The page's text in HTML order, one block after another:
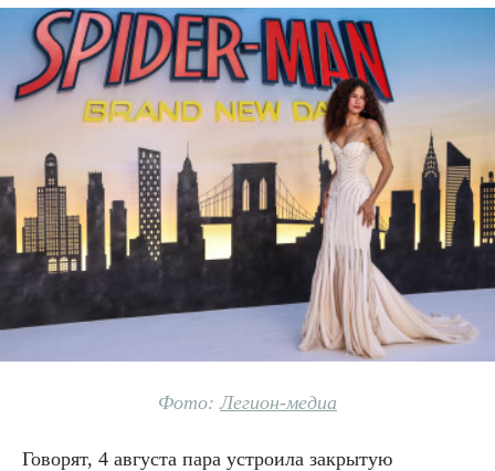
Фото:Легион-медиа
Говорят, 4 августа пара устроила закрытую